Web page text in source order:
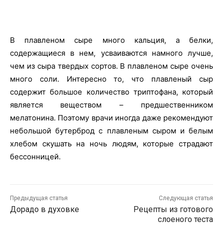
В плавленом сыре много кальция, а белки,
содержащиеся в нем, усваиваются намного лучше,
чем из сыра твердых сортов. В плавленом сыре очень
много соли. Интересно то, что плавленый сыр
содержит большое количество триптофана, который
является веществом – предшественником
мелатонина. Поэтому врачи иногда даже рекомендуют
небольшой бутерброд с плавленым сыром и белым
хлебом скушать на ночь людям, которые страдают
бессонницей.
Предыдущая статья
Дорадо в духовке
Следующая статья
Рецепты из готового
слоеного теста